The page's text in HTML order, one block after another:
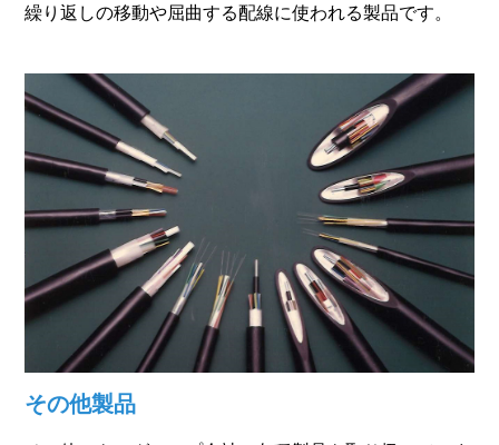
繰り返しの移動や屈曲する配線に使われる製品です。
その他製品